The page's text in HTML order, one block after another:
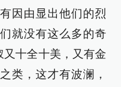
因由显出他们的烈
就没有这么多的奇
又十全十美，又有金
类，这才有波澜，